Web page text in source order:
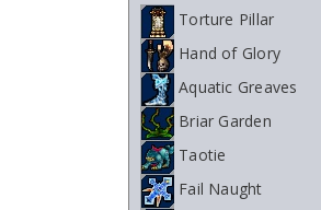
Torture Pillar
Hand of Glory
Aquatic Greaves
Briar Garden
Taotie
Fail Naught